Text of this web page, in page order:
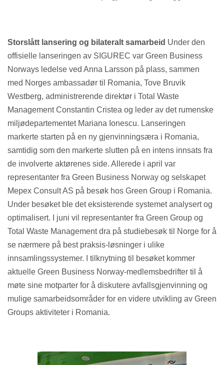
Storslått lansering og bilateralt samarbeid Under den
offisielle lanseringen av SIGUREC var Green Business
Norways ledelse ved Anna Larsson på plass, sammen
med Norges ambassadør til Romania, Tove Bruvik
Westberg, administrerende direktør i Total Waste
Management Constantin Cristea og leder av det rumenske
miljødepartementet Mariana Ionescu. Lanseringen
markerte starten på en ny gjenvinningsæra i Romania,
samtidig som den markerte slutten på en intens innsats fra
de involverte aktørenes side. Allerede i april var
representanter fra Green Business Norway og selskapet
Mepex Consult AS på besøk hos Green Group i Romania.
Under besøket ble det eksisterende systemet analysert og
optimalisert. I juni vil representanter fra Green Group og
Total Waste Management dra på studiebesøk til Norge for å
se nærmere på best praksis-løsninger i ulike
innsamlingssystemer. I tilknytning til besøket kommer
aktuelle Green Business Norway-medlemsbedrifter til å
møte sine motparter for å diskutere avfallsgjenvinning og
mulige samarbeidsområder for en videre utvikling av Green
Groups aktiviteter i Romania.